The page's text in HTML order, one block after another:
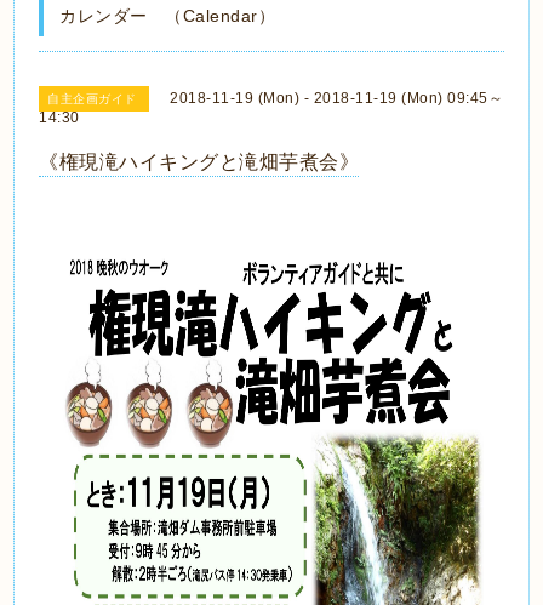
カレンダー （Calendar）
自主企画ガイド
2018-11-19 (Mon) - 2018-11-19 (Mon) 09:45～
14:30
《権現滝ハイキングと滝畑芋煮会》